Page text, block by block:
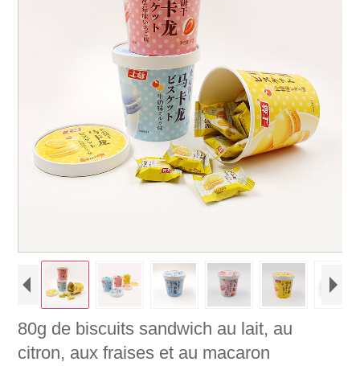
80g de biscuits sandwich au lait, au
citron, aux fraises et au macaron